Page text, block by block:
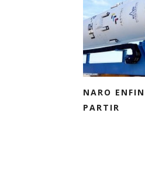
NARO
PARTIR